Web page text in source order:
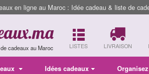
en ligne au Maroc : Idée cadeau & liste de
cadeaux au Maroc LISTES LIVRAISON
Idées cadeaux